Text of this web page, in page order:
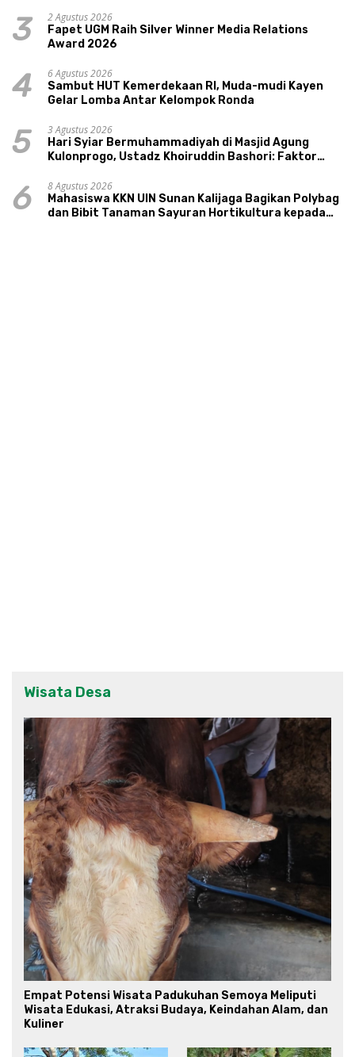
3
2 Agustus 2026
Fapet UGM Raih Silver Winner Media Relations
Award 2026
4
6 Agustus 2026
Sambut HUT Kemerdekaan RI, Muda-mudi Kayen
Gelar Lomba Antar Kelompok Ronda
5
3 Agustus 2026
Hari Syiar Bermuhammadiyah di Masjid Agung
Kulonprogo, Ustadz Khoiruddin Bashori: Faktor
6
8 Agustus 2026
Mahasiswa KKN UIN Sunan Kalijaga Bagikan Polybag
dan Bibit Tanaman Sayuran Hortikultura kepada
Wisata Desa
Empat Potensi Wisata Padukuhan Semoya Meliputi
Wisata Edukasi, Atraksi Budaya, Keindahan Alam, dan
Kuliner